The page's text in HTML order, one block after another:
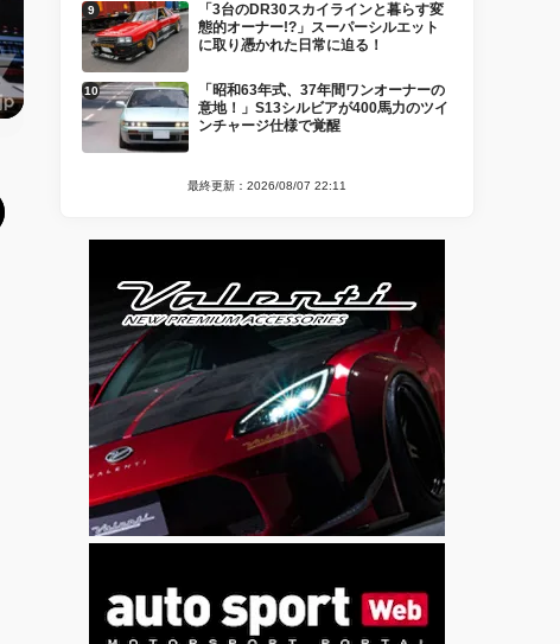
「3台のDR30スカイラインと暮らす変
態的オーナー!?」スーパーシルエット
に取り憑かれた日常に迫る！
「昭和63年式、37年間ワンオーナーの
意地！」S13シルビアが400馬力のツイ
ンチャージ仕様で覚醒
最終更新：2026/08/07 22:11